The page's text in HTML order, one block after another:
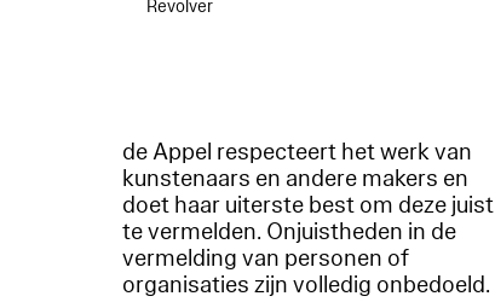
Revolver
de Appel respecteert het werk van
kunstenaars en andere makers en
doet haar uiterste best om deze juist
te vermelden. Onjuistheden in de
vermelding van personen of
organisaties zijn volledig onbedoeld.